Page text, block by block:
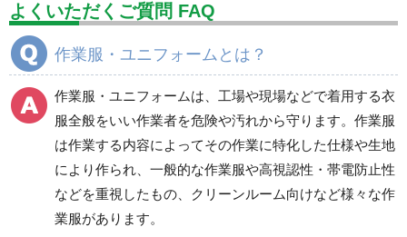
設備用品・作業補助用品 工事作業用品
分煙対策機器
電気保守用品 ワイパー クリーンルーム対策用品
防災グッズ（防災セット） 救急医療品
健康管理器具 季節商品 ウイルス対策用品
商品カテゴリ一覧
よくいただくご質問 FAQ
作業服・ユニフォームとは？
作業服・ユニフォームは、工場や現場などで着用する衣
服全般をいい作業者を危険や汚れから守ります。作業服
は作業する内容によってその作業に特化した仕様や生地
により作られ、一般的な作業服や高視認性・帯電防止性
などを重視したもの、クリーンルーム向けなど様々な作
業服があります。